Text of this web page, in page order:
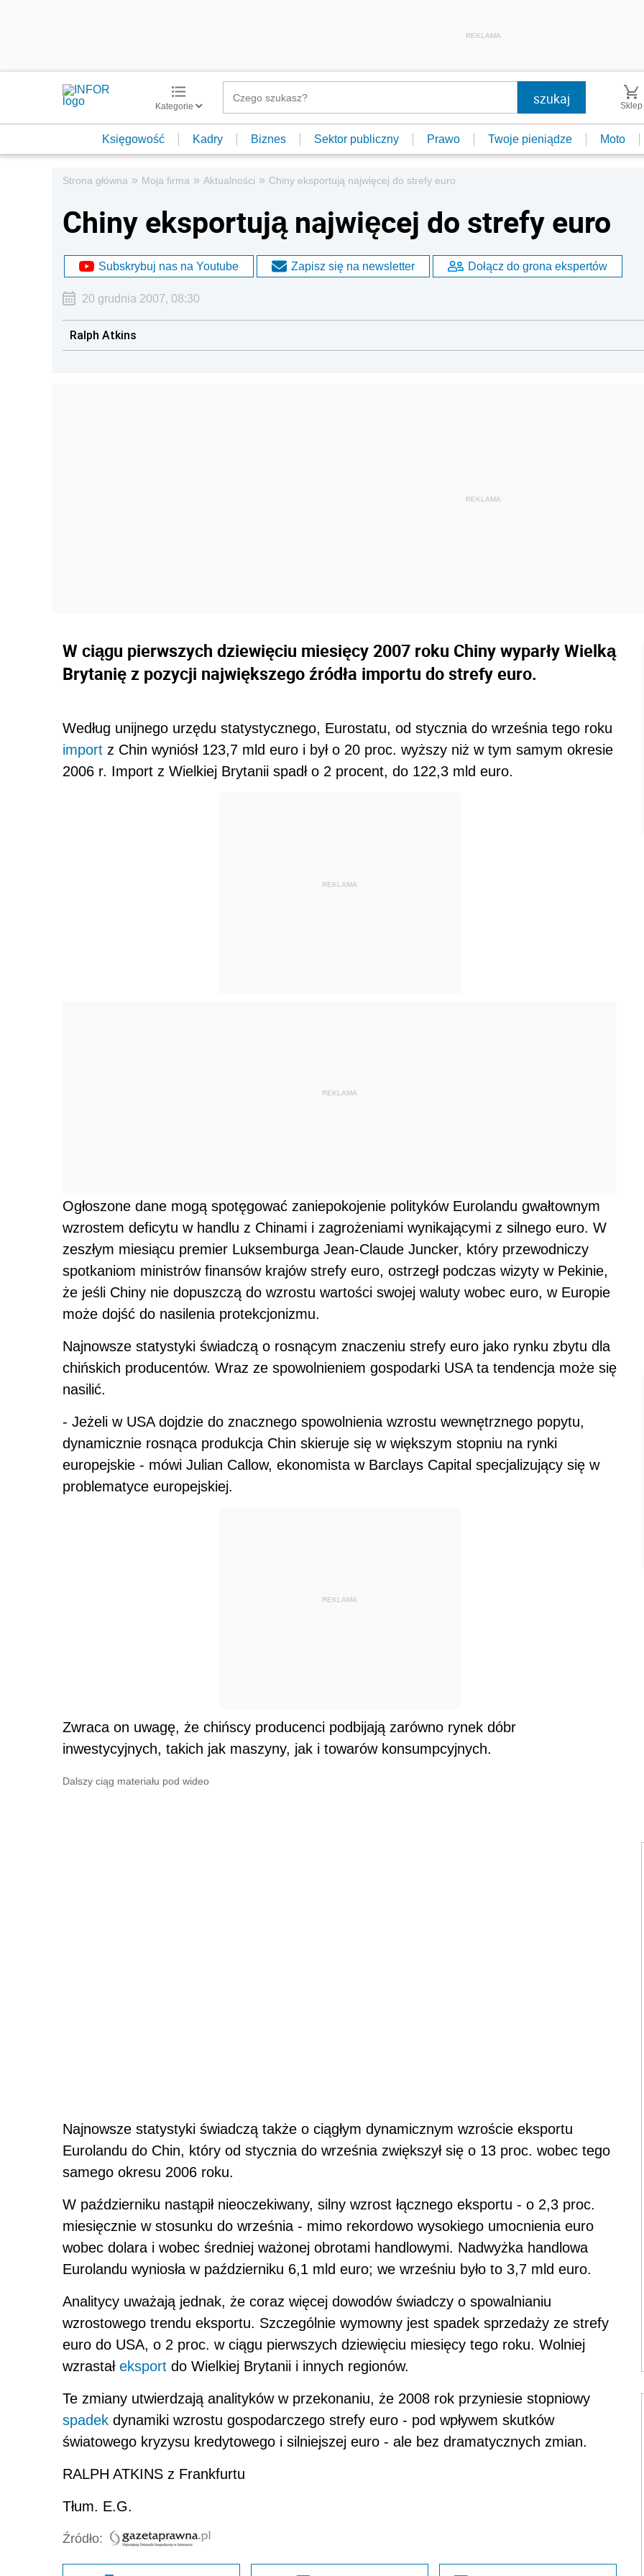
REKLAMA
Kategorie Sklep
Księgowość Kadry Biznes Sektor publiczny Prawo Twoje pieniądze Moto
Strona główna » Moja firma » Aktualności » Chiny eksportują najwięcej do strefy euro
Chiny eksportują najwięcej do strefy euro
Subskrybuj nas na Youtube Zapisz się na newsletter Dołącz do grona ekspertów
20 grudnia 2007, 08:30
Ralph Atkins
W ciągu pierwszych dziewięciu miesięcy 2007 roku Chiny wyparły Wielką
Brytanię z pozycji największego źródła importu do strefy euro.
Według unijnego urzędu statystycznego, Eurostatu, od stycznia do września tego roku
import z Chin wyniósł 123,7 mld euro i był o 20 proc. wyższy niż w tym samym okresie
2006 r. Import z Wielkiej Brytanii spadł o 2 procent, do 122,3 mld euro.
REKLAMA
REKLAMA
Ogłoszone dane mogą spotęgować zaniepokojenie polityków Eurolandu gwałtownym
wzrostem deficytu w handlu z Chinami i zagrożeniami wynikającymi z silnego euro. W
zeszłym miesiącu premier Luksemburga Jean-Claude Juncker, który przewodniczy
spotkaniom ministrów finansów krajów strefy euro, ostrzegł podczas wizyty w Pekinie,
że jeśli Chiny nie dopuszczą do wzrostu wartości swojej waluty wobec euro, w Europie
może dojść do nasilenia protekcjonizmu.
Najnowsze statystyki świadczą o rosnącym znaczeniu strefy euro jako rynku zbytu dla
chińskich producentów. Wraz ze spowolnieniem gospodarki USA ta tendencja może się
nasilić.
- Jeżeli w USA dojdzie do znacznego spowolnienia wzrostu wewnętrznego popytu,
dynamicznie rosnąca produkcja Chin skieruje się w większym stopniu na rynki
europejskie - mówi Julian Callow, ekonomista w Barclays Capital specjalizujący się w
problematyce europejskiej.
REKLAMA
Zwraca on uwagę, że chińscy producenci podbijają zarówno rynek dóbr
inwestycyjnych, takich jak maszyny, jak i towarów konsumpcyjnych.
Dalszy ciąg materiału pod wideo
Najnowsze statystyki świadczą także o ciągłym dynamicznym wzroście eksportu
Eurolandu do Chin, który od stycznia do września zwiększył się o 13 proc. wobec tego
samego okresu 2006 roku.
W październiku nastąpił nieoczekiwany, silny wzrost łącznego eksportu - o 2,3 proc.
miesięcznie w stosunku do września - mimo rekordowo wysokiego umocnienia euro
wobec dolara i wobec średniej ważonej obrotami handlowymi. Nadwyżka handlowa
Eurolandu wyniosła w październiku 6,1 mld euro; we wrześniu było to 3,7 mld euro.
Analitycy uważają jednak, że coraz więcej dowodów świadczy o spowalnianiu
wzrostowego trendu eksportu. Szczególnie wymowny jest spadek sprzedaży ze strefy
euro do USA, o 2 proc. w ciągu pierwszych dziewięciu miesięcy tego roku. Wolniej
wzrastał eksport do Wielkiej Brytanii i innych regionów.
Te zmiany utwierdzają analityków w przekonaniu, że 2008 rok przyniesie stopniowy
spadek dynamiki wzrostu gospodarczego strefy euro - pod wpływem skutków
światowego kryzysu kredytowego i silniejszej euro - ale bez dramatycznych zmian.
RALPH ATKINS z Frankfurtu
Tłum. E.G.
Źródło: